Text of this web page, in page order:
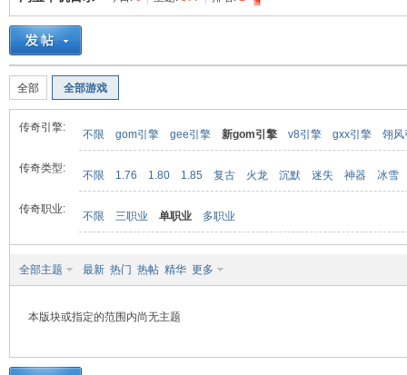
»
全部 全部游戏
传奇引擎:
不限 gom引擎 gee引擎 新gom引擎 v8引擎 gxx引擎 翎风
传奇类型:
不限 1.76 1.80 1.85 复古 火龙 沉默 迷失 神器 冰雪
传奇职业:
不限 三职业 单职业 多职业
全部主题 最新 热门 热帖 精华 更多
本版块或指定的范围内尚无主题